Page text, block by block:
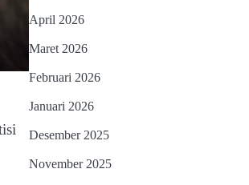
April 2026
Maret 2026
Februari 2026
Januari 2026
Desember 2025
November 2025